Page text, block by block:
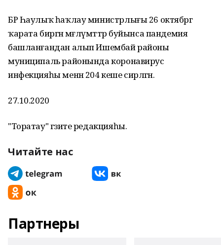
БР Һаулыҡ һаҡлау министрлығы 26 октябргә
ҡарата биргән мәғлүмәттәр буйынса пандемия
башланғандан алып Ишембай районы
муниципаль районында коронавирус
инфекцияһы менән 204 кеше сирләгән.
27.10.2020
"Торатау" гәзите редакцияһы.
Читайте нас
Партнеры